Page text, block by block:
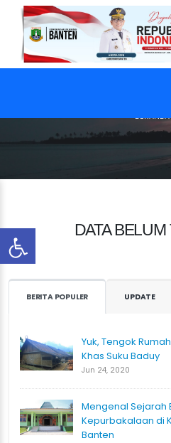
BERANDA
DATA
BERITA POPULER UPDATE
Yuk, Tengok
Khas Suku Baduy
Jun 24, 2020
Mengenal Sejarah
Kepurbakalaan di
Banten